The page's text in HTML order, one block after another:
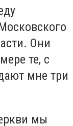
Они
те, с
мне три
мы